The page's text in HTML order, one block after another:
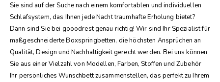
Sie sind auf der Suche nach einem komfortablen und individuellen
Schlafsystem, das Ihnen jede Nacht traumhafte Erholung bietet?
Dann sind Sie bei gooodrest genau richtig! Wir sind Ihr Spezialist für
maßgeschneiderte Boxspringbetten, die höchsten Ansprüchen an
Qualität, Design und Nachhaltigkeit gerecht werden. Bei uns können
Sie aus einer Vielzahl von Modellen, Farben, Stoffen und Zubehör
Ihr persönliches Wunschbett zusammenstellen, das perfekt zu Ihrem